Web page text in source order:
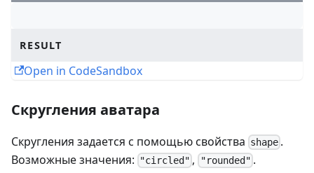
RESULT
Open in CodeSandbox
Скругления аватара
Скругления задается с помощью свойства shape .
Возможные значения:
"circled" , "rounded" .